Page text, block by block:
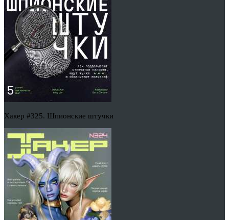
Хакер #325. Шпионские штучки